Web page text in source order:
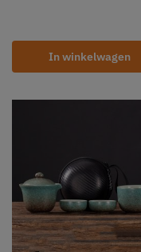
In winkelwagen